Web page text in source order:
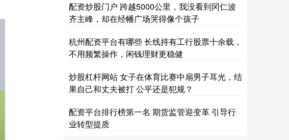
配资炒股门户 跨越5000公里，我没看到冈仁波
齐主峰，却在经幡广场哭得像个孩子
杭州配资平台有哪些 长线持有工行股票十余载，
不用频繁操作，闲钱理财更稳健
炒股杠杆网站 女子在体育比赛中扇男子耳光，结
果自己和丈夫被打 公平还是犯规？
配资平台排行榜第一名 期货监管迎变革 引导行
业转型提质